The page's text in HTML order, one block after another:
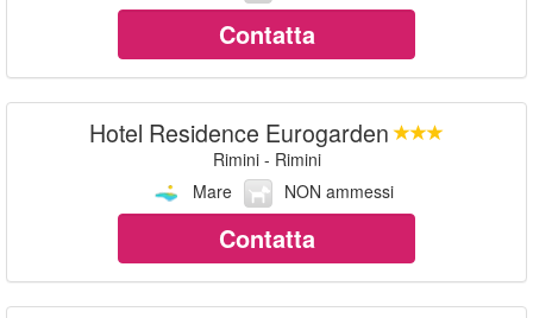
Contatta
Hotel Residence Eurogarden
Rimini - Rimini
Mare
NON ammessi
Contatta